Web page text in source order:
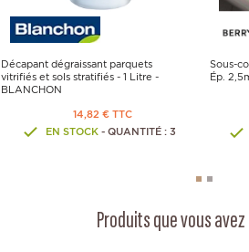
Décapant dégraissant parquets
vitrifiés et sols stratifiés - 1 Litre -
BLANCHON
14,82 € TTC
EN STOCK - QUANTITÉ : 3
Sous-
Ép.
Produits que vous